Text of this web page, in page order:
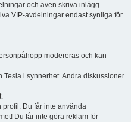
och även skriva inlägg
VIP-avdelningar endast synliga för
modereras och kan
i synnerhet. Andra diskussioner
profil. Du får inte använda
Du får inte göra reklam för